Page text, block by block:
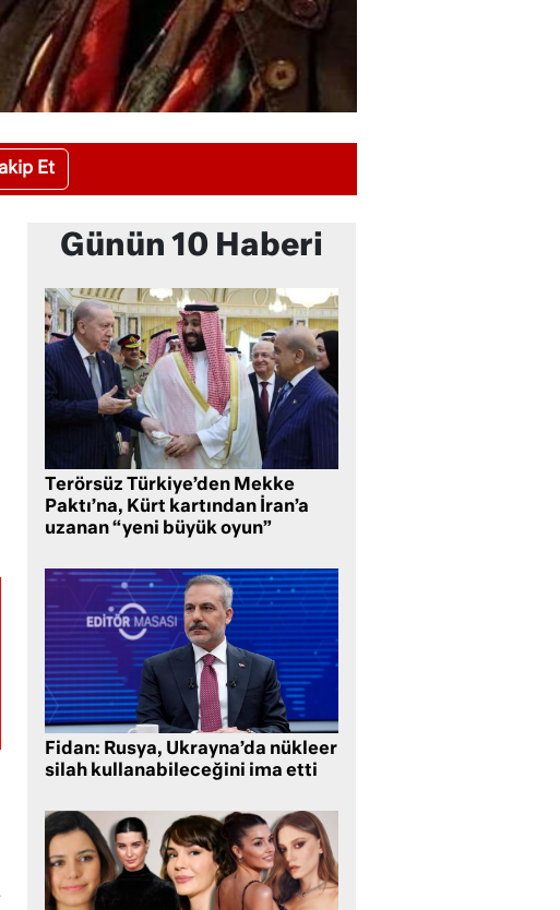
Et
Günün 10 Haberi
Terörsüz Türkiye’den Mekke
Paktı’na, Kürt kartından İran’a
uzanan “yeni büyük oyun”
Fidan: Rusya, Ukrayna’da nükleer
silah kullanabileceğini ima etti